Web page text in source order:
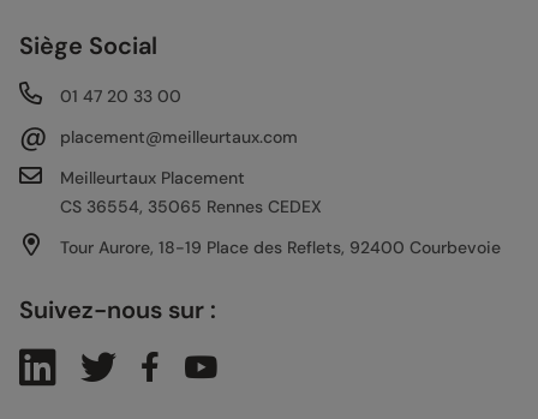
Siège Social
01 47 20 33 00
@
placement@meilleurtaux.com
Meilleurtaux Placement
CS 36554, 35065 Rennes CEDEX
Tour Aurore, 18-19 Place des Reflets, 92400 Courbevoie
Suivez-nous sur :